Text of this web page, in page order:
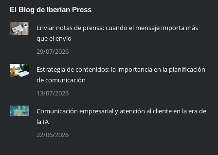
El Blog de Iberian Press
Enviar notas de prensa: cuando el mensaje importa más
que el envío
29/07/2026
Estrategia de contenidos: la importancia en la planificación
de comunicación
13/07/2026
Comunicación empresarial y atención al cliente en la era de
la IA
22/06/2026